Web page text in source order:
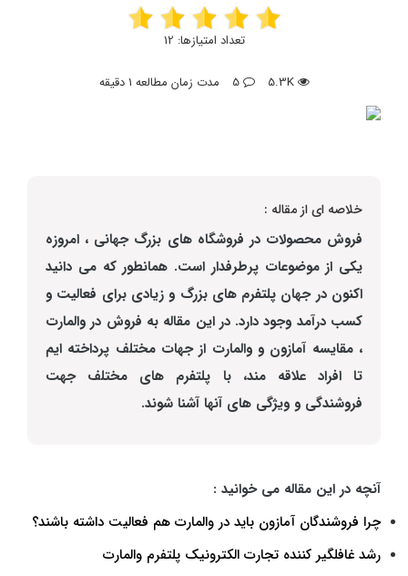
تعداد امتیازها: 12
5.3K
5 مدت زمان مطالعه 1 دقیقه
خلاصه ای از مقاله :
فروش محصولات در فروشگاه های بزرگ جهانی ، امروزه
یکی از موضوعات پرطرفدار است. همانطور که می دانید
اکنون در جهان پلتفرم های بزرگ و زیادی برای فعالیت و
کسب درآمد وجود دارد. در این مقاله به فروش در والمارت
، مقایسه آمازون و والمارت از جهات مختلف پرداخته ایم
تا افراد علاقه مند، با پلتفرم های مختلف جهت
فروشندگی و ویژگی های آنها آشنا شوند.
آنچه در این مقاله می خوانید :
چرا فروشندگان آمازون باید در والمارت هم فعالیت داشته باشند؟
رشد غافلگیر کننده تجارت الکترونیک پلتفرم والمارت